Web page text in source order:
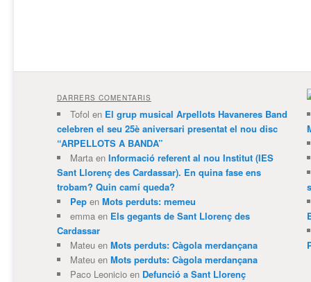
DARRERS COMENTARIS
Tofol en El grup musical Arpellots Havaneres Band
celebren el seu 25è aniversari presentat el nou disc
“ARPELLOTS A BANDA”
Martaen Informació referent al nou Institut (IES
Sant Llorenç des Cardassar). En quina fase ens
trobam? Quin camí queda?
Pepen Mots perduts: memeu
emmaen Els gegants de Sant Llorenç des
Cardassar
Mateuen Mots perduts: Càgola merdançana
Mateuen Mots perduts: Càgola merdançana
Paco Leonicioen Defunció a Sant Llorenç